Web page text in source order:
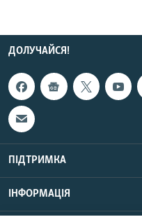
ДОЛУЧАЙСЯ!
ПІДТРИМКА
ІНФОРМАЦІЯ